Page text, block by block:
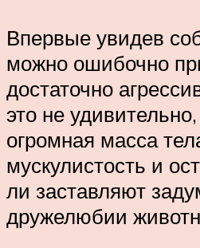
Впервые увидев
можно ошибочно
достаточно
это не
огромная масса
мускулистость и
ли заставляют
дружелюбии